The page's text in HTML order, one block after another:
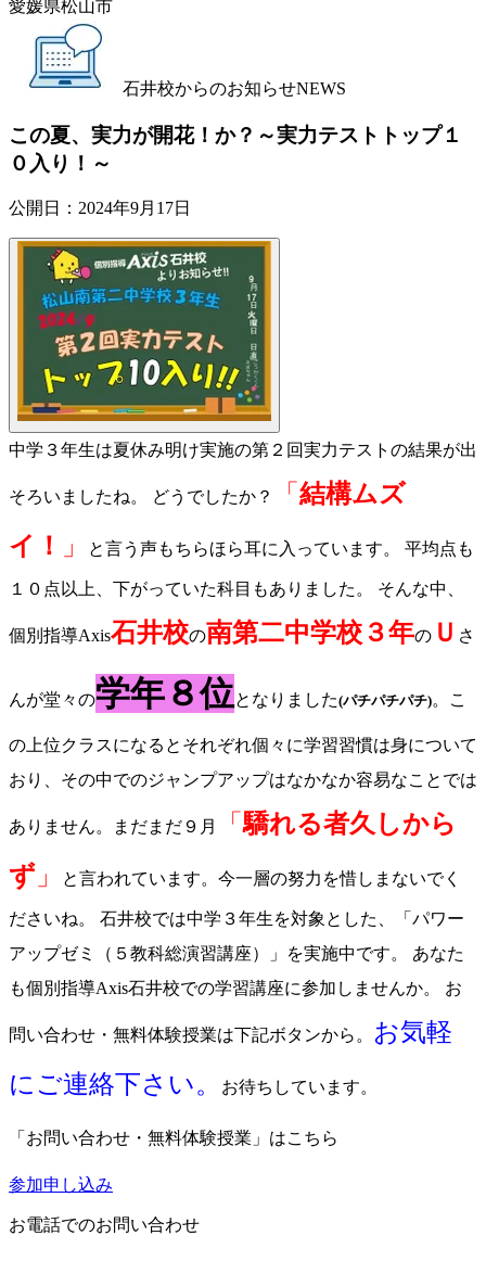
愛媛県松山市
石井校からのお知らせNEWS
この夏、実力が開花！か？～実力テストトップ１
０入り！～
公開日： 2024年9月17日
中学３年生は夏休み明け実施の第２回実力テストの結果が出
そろいましたね。 どうでしたか？ 「 結構ムズ
イ！
」 と言う声もちらほら耳に入っています。 平均点も
１０点以上、下がっていた科目もありました。 そんな中、
個別指導Axis石井校の南第二中学校３年の Ｕ さ
んが堂々の学年８位となりました(パチパチパチ)。こ
の上位クラスになるとそれぞれ個々に学習習慣は身について
おり、その中でのジャンプアップはなかなか容易なことでは
ありません。まだまだ９月 「驕れる者久しから
ず 」 と言われています。今一層の努力を惜しまないでく
ださいね。 石井校では中学３年生を対象とした、「パワー
アップゼミ（５教科総演習講座）」を実施中です。 あなた
も個別指導Axis石井校での学習講座に参加しませんか。 お
問い合わせ・無料体験授業は下記ボタンから。 お気軽
にご連絡下さい。
お待ちしています。
「お問い合わせ・無料体験授業」はこちら
参加申し込み
お電話でのお問い合わせ